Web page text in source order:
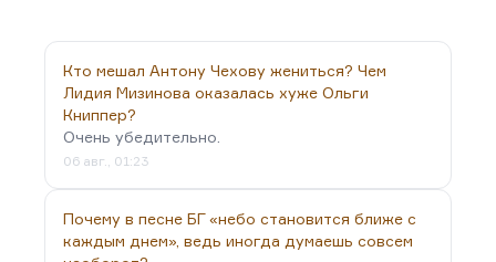
Марихуана – дело не в пропаганде наркотиков.
Но марихуана меняет характер мышления. Она
заметно снижает вашу собственную критичность.
И при таком подходе, мне кажется, даже в…
Кто мешал Антону Чехову жениться? Чем
Лидия Мизинова оказалась хуже Ольги
Книппер?
Очень убедительно.
06 авг., 01:23
Почему в песне БГ «небо становится ближе с
каждым днем», ведь иногда думаешь совсем